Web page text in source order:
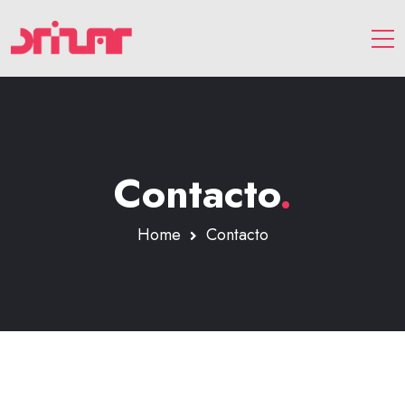
Contacto.
Home Contacto